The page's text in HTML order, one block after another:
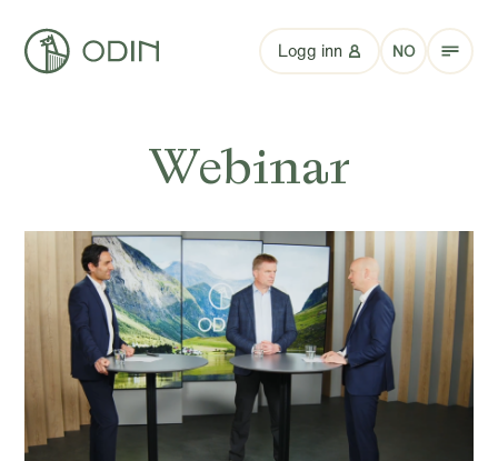
Logg inn NO
Webinar